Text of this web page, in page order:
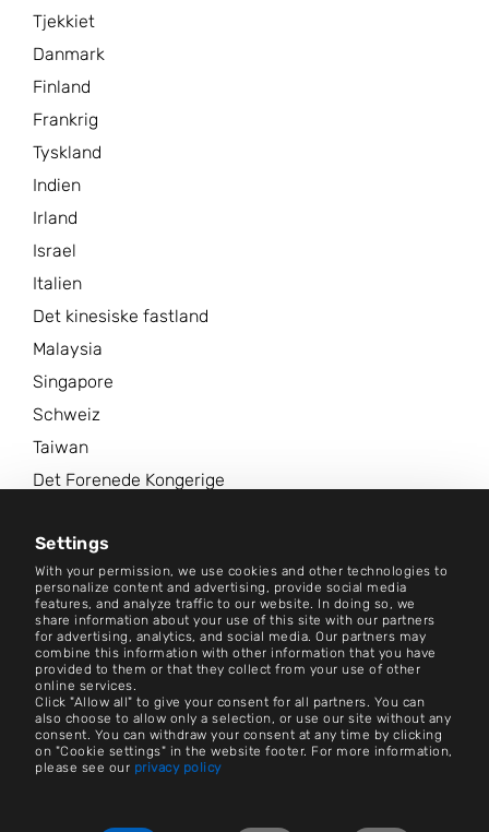
Settings
With your permission, we use cookies and other technologies to
personalize content and advertising, provide social media
features, and analyze traffic to our website. In doing so, we
share information about your use of this site with our partners
for advertising, analytics, and social media. Our partners may
combine this information with other information that you have
provided to them or that they collect from your use of other
online services.
Click "Allow all" to give your consent for all partners. You can
also choose to allow only a selection, or use our site without any
consent. You can withdraw your consent at any time by clicking
on "Cookie settings" in the website footer. For more information,
please see our privacy policy
Tjekkiet
Danmark
Finland
Frankrig
Tyskland
Indien
Irland
Israel
Italien
Det kinesiske fastland
Malaysia
Singapore
Schweiz
Taiwan
Det Forenede Kongerige
Flere steder
Nyhedscenter
Kontakt
Cookie-indstillinger
Påtryk
Juridisk meddelelse